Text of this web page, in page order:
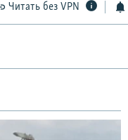
Читать без VPN